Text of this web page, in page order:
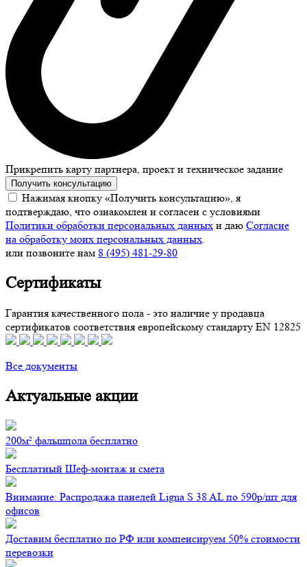
Прикрепить карту партнера, проект и техническое задание
Получить консультацию
Нажимая кнопку «Получить консультацию», я
подтверждаю, что ознакомлен и согласен с условиями
Политики обработки персональных данных и даю Согласие
на обработку моих персональных данных.
или позвоните нам 8 (495) 481-29-80
Сертификаты
Гарантия качественного пола - это наличие у продавца
сертификатов соответствия европейскому стандарту EN 12825
Все документы
Актуальные акции
200м² фальшпола бесплатно
Бесплатный Шеф-монтаж и смета
Внимание: Распродажа панелей Ligna S 38 AL по 590р/шт для
офисов
Доставим бесплатно по РФ или компенсируем 50% стоимости
перевозки